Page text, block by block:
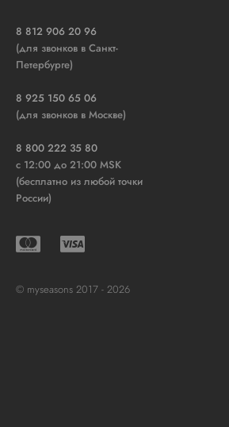
8 812 906 20 96
(для звонков в Санкт-
Петербурге)
8 925 150 65 06
(для звонков в Москве)
8 800 222 35 80
c 12:00 до 21:00 MSK
(бесплатно из любой точки
России)
© myseasons 2017 - 2026